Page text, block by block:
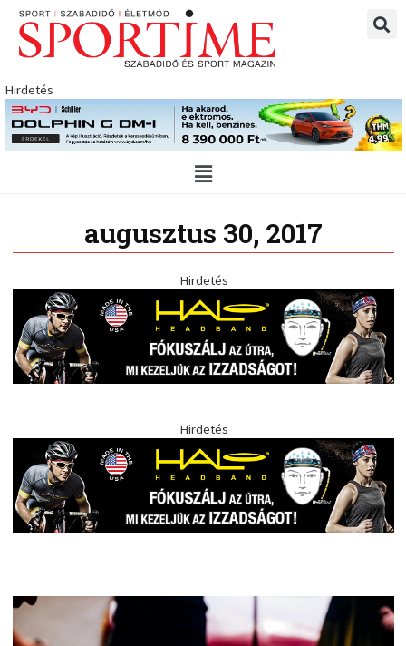
Skip
content
Hirdetés
Main
Menu
augusztus 30, 2017
Hirdetés
Hirdetés